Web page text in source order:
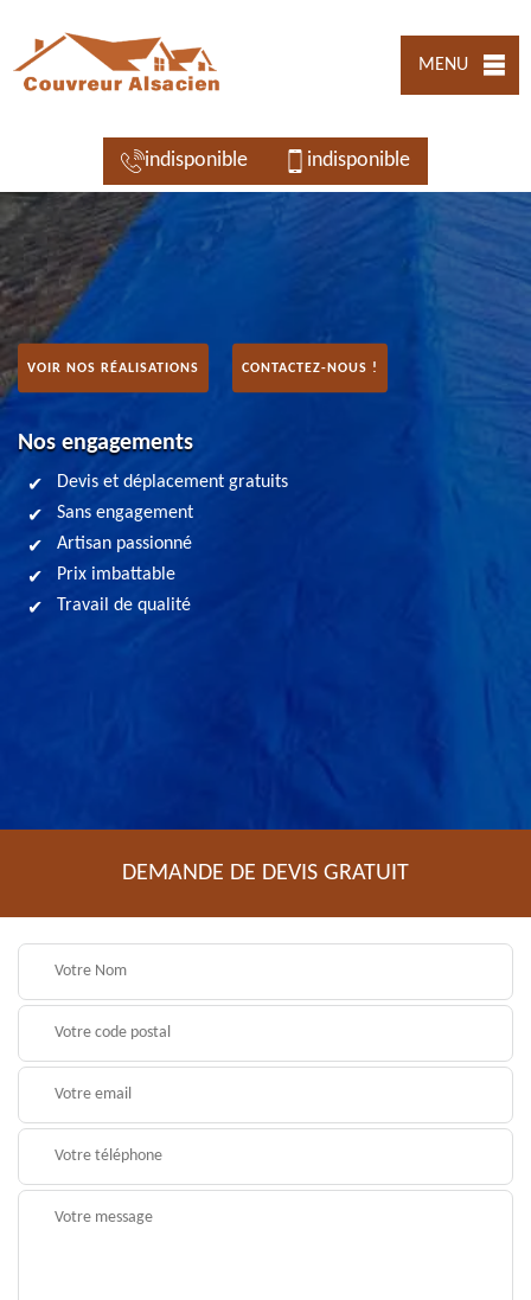
MENU
indisponible indisponible
VOIR NOS RÉALISATIONS CONTACTEZ-NOUS !
Nos engagements
Devis et déplacement gratuits
Sans engagement
Artisan passionné
Prix imbattable
Travail de qualité
DEMANDE DE DEVIS GRATUIT